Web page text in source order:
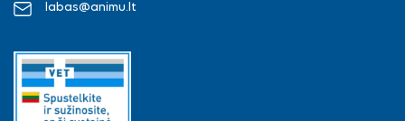
labas@animu.lt